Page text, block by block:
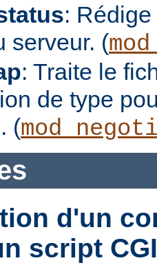
:
serveur. (
: Traite le
de type
(
d'un
script CGI